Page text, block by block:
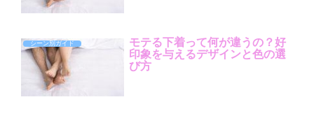
シーン別ガイド
モテる下着って何が違うの？好
印象を与えるデザインと色の選
び方